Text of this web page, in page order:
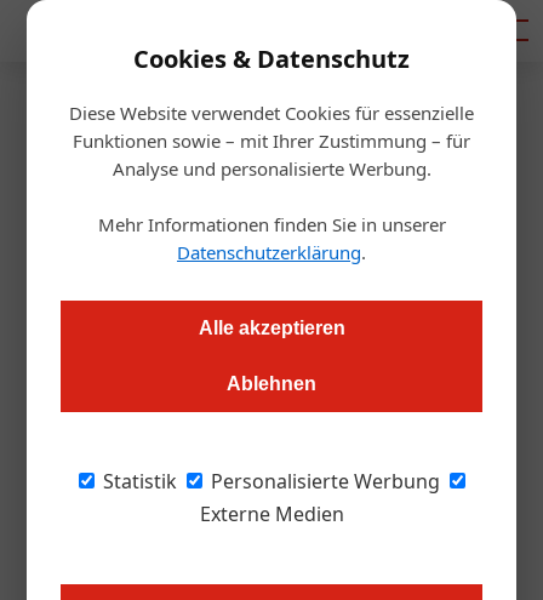
Cookies & Datenschutz
Diese Website verwendet Cookies für essenzielle
Funktionen sowie – mit Ihrer Zustimmung – für
Analyse und personalisierte Werbung.
Mehr Informationen finden Sie in unserer
Datenschutzerklärung.
Alle akzeptieren
Ablehnen
Statistik
Personalisierte Werbung
Externe Medien
Startseite/Gastro & Hotel
Gastro: Österreicher sind
„maskenmüder“ als Deutsche
In Deutschland wird in der Gastro mehr auf das Tragen von
Masken geschaut als in Österreich. Das fand eine Studie des
Mit der Corona-Pandemie bekommt Hygiene
Das darauf spezialisierte Salzburger